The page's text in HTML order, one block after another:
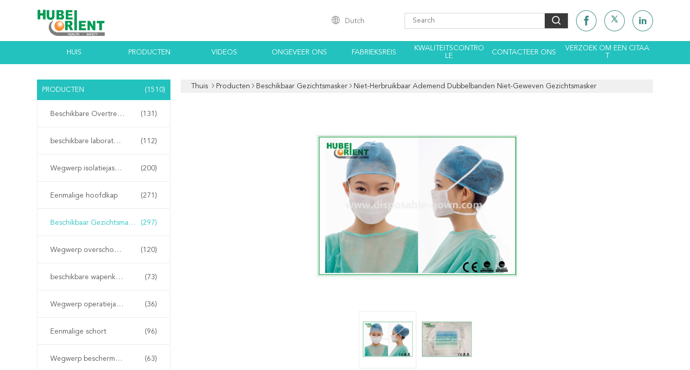
Dutch
HUIS PRODUCTEN VIDEOS ONGEVEER ONS FABRIEKSREIS
KWALITEITSCONTRO
LE
CONTACTEER ONS
VERZOEK OM EEN CITAA
PRODUCTEN (1510)
Beschikbare Overtrekken (131)
beschikbare laboratoriumlagen (112)
Wegwerp isolatiejassen (200)
Eenmalige hoofdkap (271)
Beschikbaar Gezichtsmasker (297)
Wegwerp overschoenen (120)
beschikbare wapenkokers (73)
Wegwerp operatiejassen (36)
Eenmalige schort (96)
Wegwerp beschermende jassen (63)
Thuis Producten Beschikbaar Gezichtsmasker Niet-Herbruikbaar Ademend Dubbelbanden Niet-Geweven Gezichtsmasker